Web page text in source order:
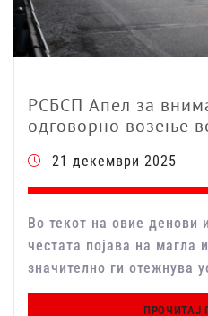
РСБСП Апел за
одговорно возење
21 декември 2025
Во текот на овие денови
честата појава на магла
значително ги отежнува
ПРОЧИТАЈ